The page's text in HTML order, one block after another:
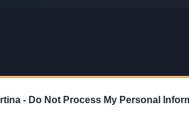
- Do Not Process My Personal
affascinante che combinaabilità